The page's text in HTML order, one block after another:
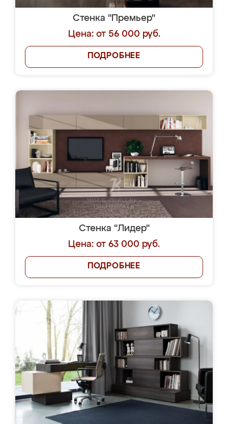
Стенка "Премьер"
Цена: от 56 000 руб.
ПОДРОБНЕЕ
Стенка "Лидер"
Цена: от 63 000 руб.
ПОДРОБНЕЕ